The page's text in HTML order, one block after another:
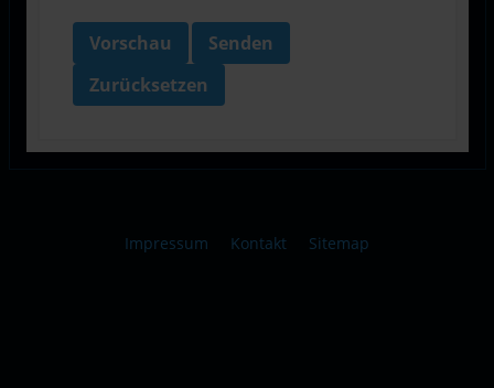
Vorschau
Senden
Zurücksetzen
Impressum Kontakt Sitemap